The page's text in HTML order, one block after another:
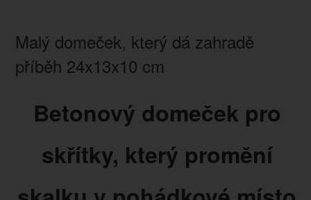
Malý domeček, který dá zahradě
příběh 24x13x10 cm
Betonový domeček pro
skřítky, který promění